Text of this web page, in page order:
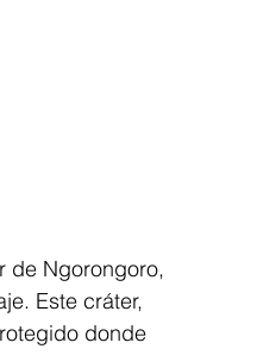
de Ngorongoro,
Este cráter,
donde